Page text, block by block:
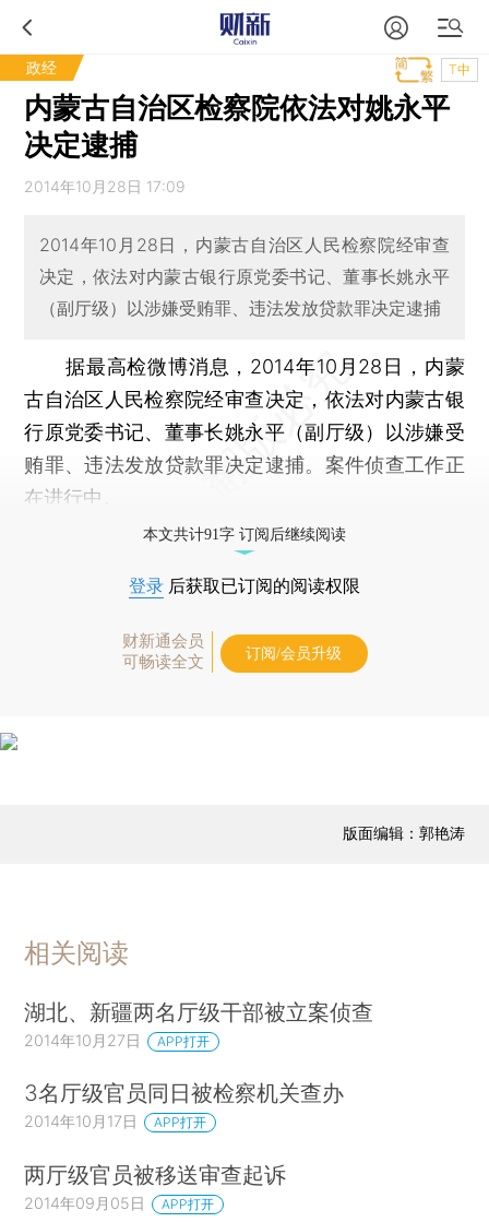
政经 T中
内蒙古自治区检察院依法对姚永平
决定逮捕
2014年10月28日 17:09
2014年10月28日，内蒙古自治区人民检察院经审查
决定，依法对内蒙古银行原党委书记、董事长姚永平
（副厅级）以涉嫌受贿罪、违法发放贷款罪决定逮捕
据最高检微博消息，2014年10月28日，内蒙
古自治区人民检察院经审查决定，依法对内蒙古银
行原党委书记、董事长姚永平（副厅级）以涉嫌受
贿罪、违法发放贷款罪决定逮捕。案件侦查工作正
在进行中。
本文共计91字 订阅后继续阅读
登录 后获取已订阅的阅读权限
财新通会员
可畅读全文
订阅/会员升级
版面编辑：郭艳涛
相关阅读
湖北、新疆两名厅级干部被立案侦查
2014年10月27日 APP打开
3名厅级官员同日被检察机关查办
2014年10月17日 APP打开
两厅级官员被移送审查起诉
2014年09月05日 APP打开